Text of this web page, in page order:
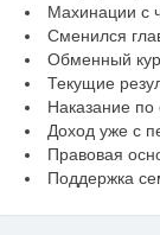
Махинации с
Сменился
Обменный
Текущие
Наказание по
Доход уже с
Правовая
Поддержка